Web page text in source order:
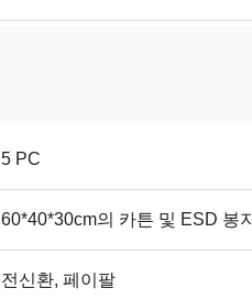
5 PC
60*40*30cm의 카튼 및 ESD 봉지
전신환, 페이팔